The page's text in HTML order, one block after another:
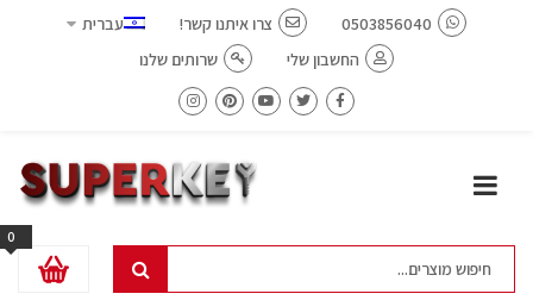
0503856040 צרו איתנו קשר!
עברית
החשבון שלי
שרותים שלנו
0